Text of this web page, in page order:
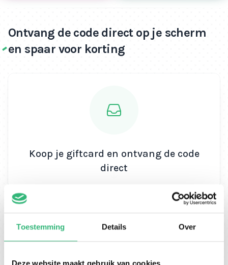
Toestemming Details Over
Deze website maakt gebruik van cookies
Ontvang de code direct op je scherm
en spaar voor korting
Koop je giftcard en ontvang de code
direct